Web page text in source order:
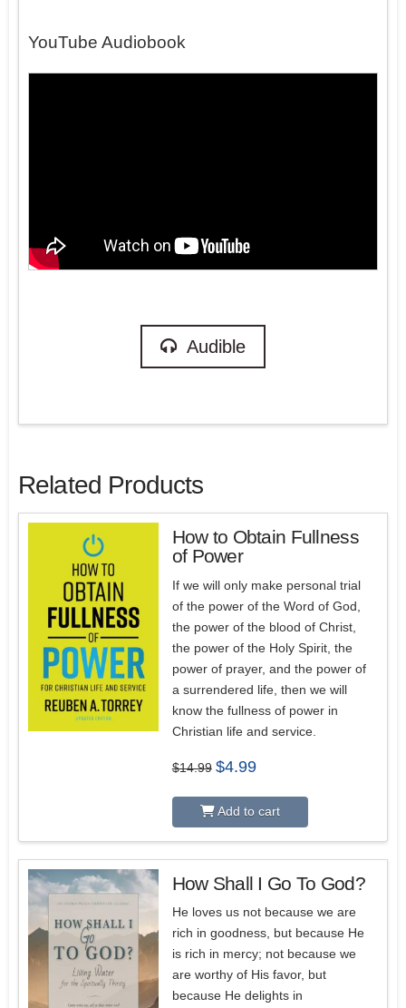
YouTube Audiobook
Audible
Related Products
How to Obtain Fullness
of Power
If we will only make personal trial
of the power of the Word of God,
the power of the blood of Christ,
the power of the Holy Spirit, the
power of prayer, and the power of
a surrendered life, then we will
know the fullness of power in
Christian life and service.
$14.99 Original
price
$4.99Current
Add to cart
5.00
How Shall I Go To God?
He loves us not because we are
rich in goodness, but because He
is rich in mercy; not because we
are worthy of His favor, but
because He delights in